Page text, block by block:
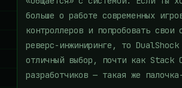
больше о работе современных
контроллеров и попробовать свои
реверс-инжиниринге, то
отличный выбор, почти как Stack
разработчиков — такая же